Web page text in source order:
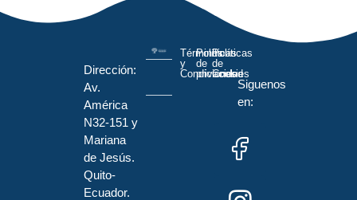
Dirección:
Av.
América
N32-151 y
Mariana
de Jesús.
Quito-
Ecuador.
Términos
y
Condiciones
Políticas
de
privacidad
Políticas
de
Cookies
Siguenos
en: